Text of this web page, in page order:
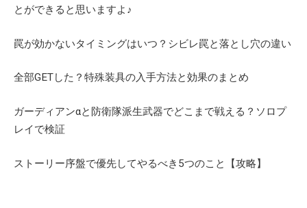
とができると思いますよ♪
罠が効かないタイミングはいつ？シビレ罠と落とし穴の違い
全部GETした？特殊装具の入手方法と効果のまとめ
ガーディアンαと防衛隊派生武器でどこまで戦える？ソロプ
レイで検証
ストーリー序盤で優先してやるべき5つのこと【攻略】